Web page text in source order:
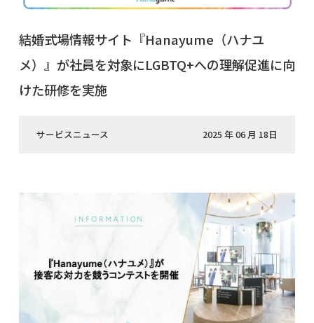
結婚式場情報サイト『Hanayume（ハナユ
メ）』が社員を対象にLGBTQ+への理解促進に向
けた研修を実施
サービスニュース 2025 年 06 月 18日